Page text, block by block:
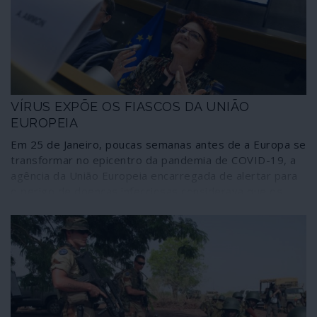
VÍRUS EXPÕE OS FIASCOS DA UNIÃO
EUROPEIA
Em 25 de Janeiro, poucas semanas antes de a Europa se
transformar no epicentro da pandemia de COVID-19, a
um surto logo que os casos fossem detectados. O
desenvolvimento dos acontecimentos revela, mais uma
vez, que a União Europeia é um fracasso absoluto em
termos de protecção social e da saúde dos cidadãos
dos Estados membros.